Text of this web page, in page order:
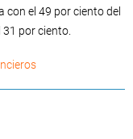
el 49 por ciento del
por ciento.